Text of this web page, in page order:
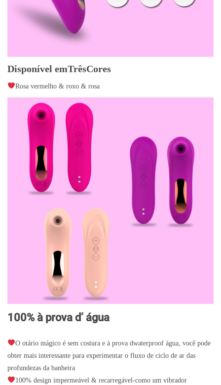
Disponível emTrêsCores
Rosa vermelho & roxo & rosa
100% à prova d’ água
O otário mágico é sem costura e à prova dwaterproof água, você pode
obter mais interessante para experimentar o fluxo de ciclo de ar das
profundezas da banheira
100% design impermeável & recarregável-como um vibrador